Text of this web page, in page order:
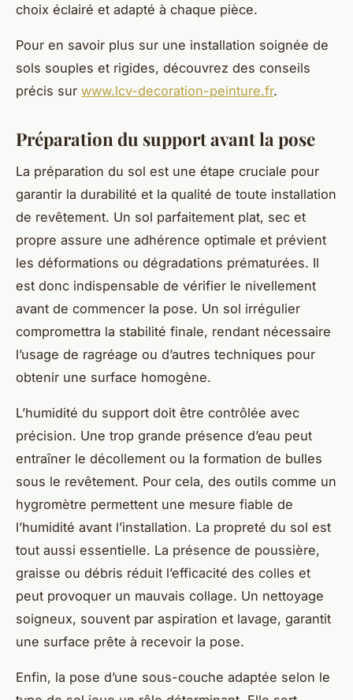
choix éclairé et adapté à chaque pièce.
Pour en savoir plus sur une installation soignée de
sols souples et rigides, découvrez des conseils
précis sur www.lcv-decoration-peinture.fr.
Préparation du support avant la pose
La préparation du sol est une étape cruciale pour
garantir la durabilité et la qualité de toute installation
de revêtement. Un sol parfaitement plat, sec et
propre assure une adhérence optimale et prévient
les déformations ou dégradations prématurées. Il
est donc indispensable de vérifier le nivellement
avant de commencer la pose. Un sol irrégulier
compromettra la stabilité finale, rendant nécessaire
l’usage de ragréage ou d’autres techniques pour
obtenir une surface homogène.
L’humidité du support doit être contrôlée avec
précision. Une trop grande présence d’eau peut
entraîner le décollement ou la formation de bulles
sous le revêtement. Pour cela, des outils comme un
hygromètre permettent une mesure fiable de
l’humidité avant l’installation. La propreté du sol est
tout aussi essentielle. La présence de poussière,
graisse ou débris réduit l’efficacité des colles et
peut provoquer un mauvais collage. Un nettoyage
soigneux, souvent par aspiration et lavage, garantit
une surface prête à recevoir la pose.
Enfin, la pose d’une sous-couche adaptée selon le